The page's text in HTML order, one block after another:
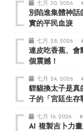
七月 30, 2026
別陷進集體神話
實的平民血淚
七月 28, 2026
連皮吃香蕉、會
個震撼！
七月 24, 2026
貍貓換太子是真
子的「宮廷生存
七月 19, 2026
AI 複製吉卜力